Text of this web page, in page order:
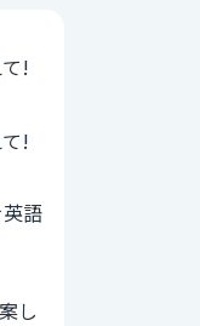
!
!
語
し